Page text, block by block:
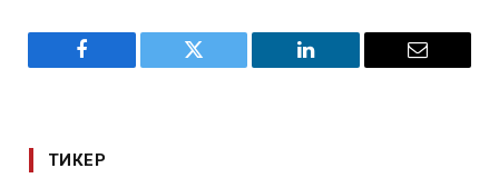
Facebook Twitter LinkedIn Email
ТИКЕР